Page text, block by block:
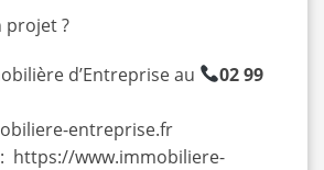
projet ?
d’Entreprise au
02 99
entreprise.fr
https://www.immobiliere-